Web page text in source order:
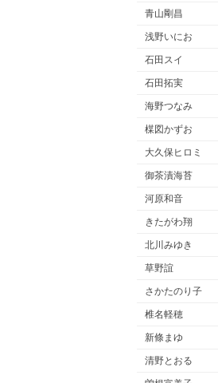
青山剛昌
浅野いにお
石田スイ
石田拓実
海野つなみ
楳図かずお
大久保ヒロミ
御茶漬海苔
河原和音
きたがわ翔
北川みゆき
草野誼
さかたのり子
椎名軽穂
新條まゆ
清野とおる